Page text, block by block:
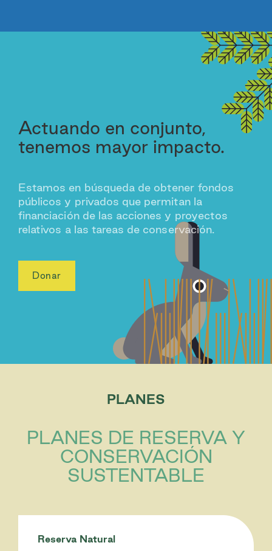
Actuando en conjunto,
tenemos mayor impacto.
Estamos en búsqueda de obtener fondos
públicos y privados que permitan la
financiación de las acciones y proyectos
relativos a las tareas de conservación.
Donar
PLANES
PLANES DE RESERVA Y
CONSERVACIÓN
SUSTENTABLE
Reserva Natural